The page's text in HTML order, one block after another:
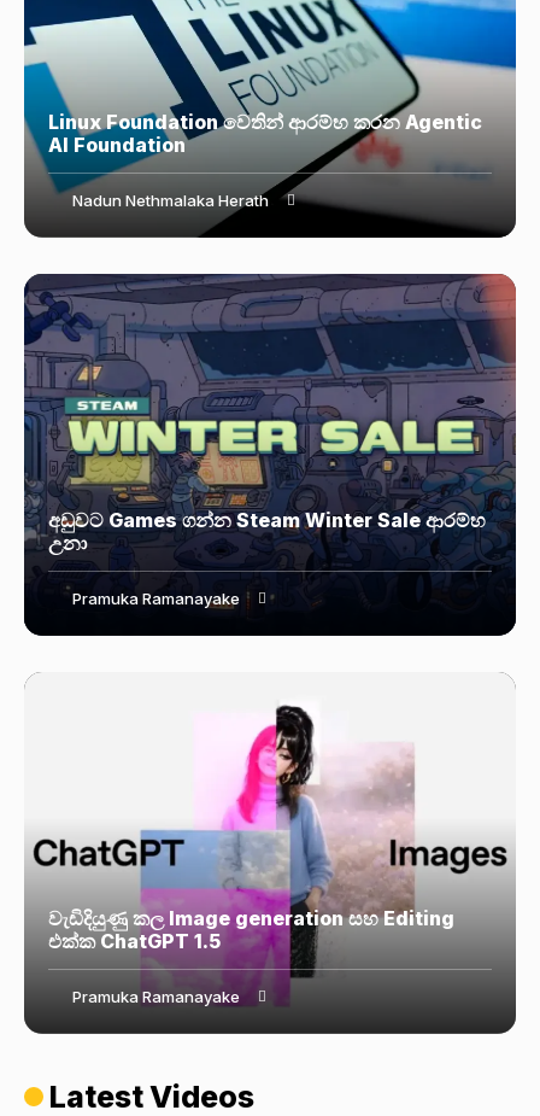
Linux Foundation වෙතින් ආරම්භ කරන Agentic
AI Foundation
Nadun Nethmalaka Herath
අඩුවට Games ගන්න Steam Winter Sale ආරම්භ
උනා
Pramuka Ramanayake
වැඩිදියුණු කල Image generation සහ Editing
එක්ක ChatGPT 1.5
Pramuka Ramanayake
Latest Videos